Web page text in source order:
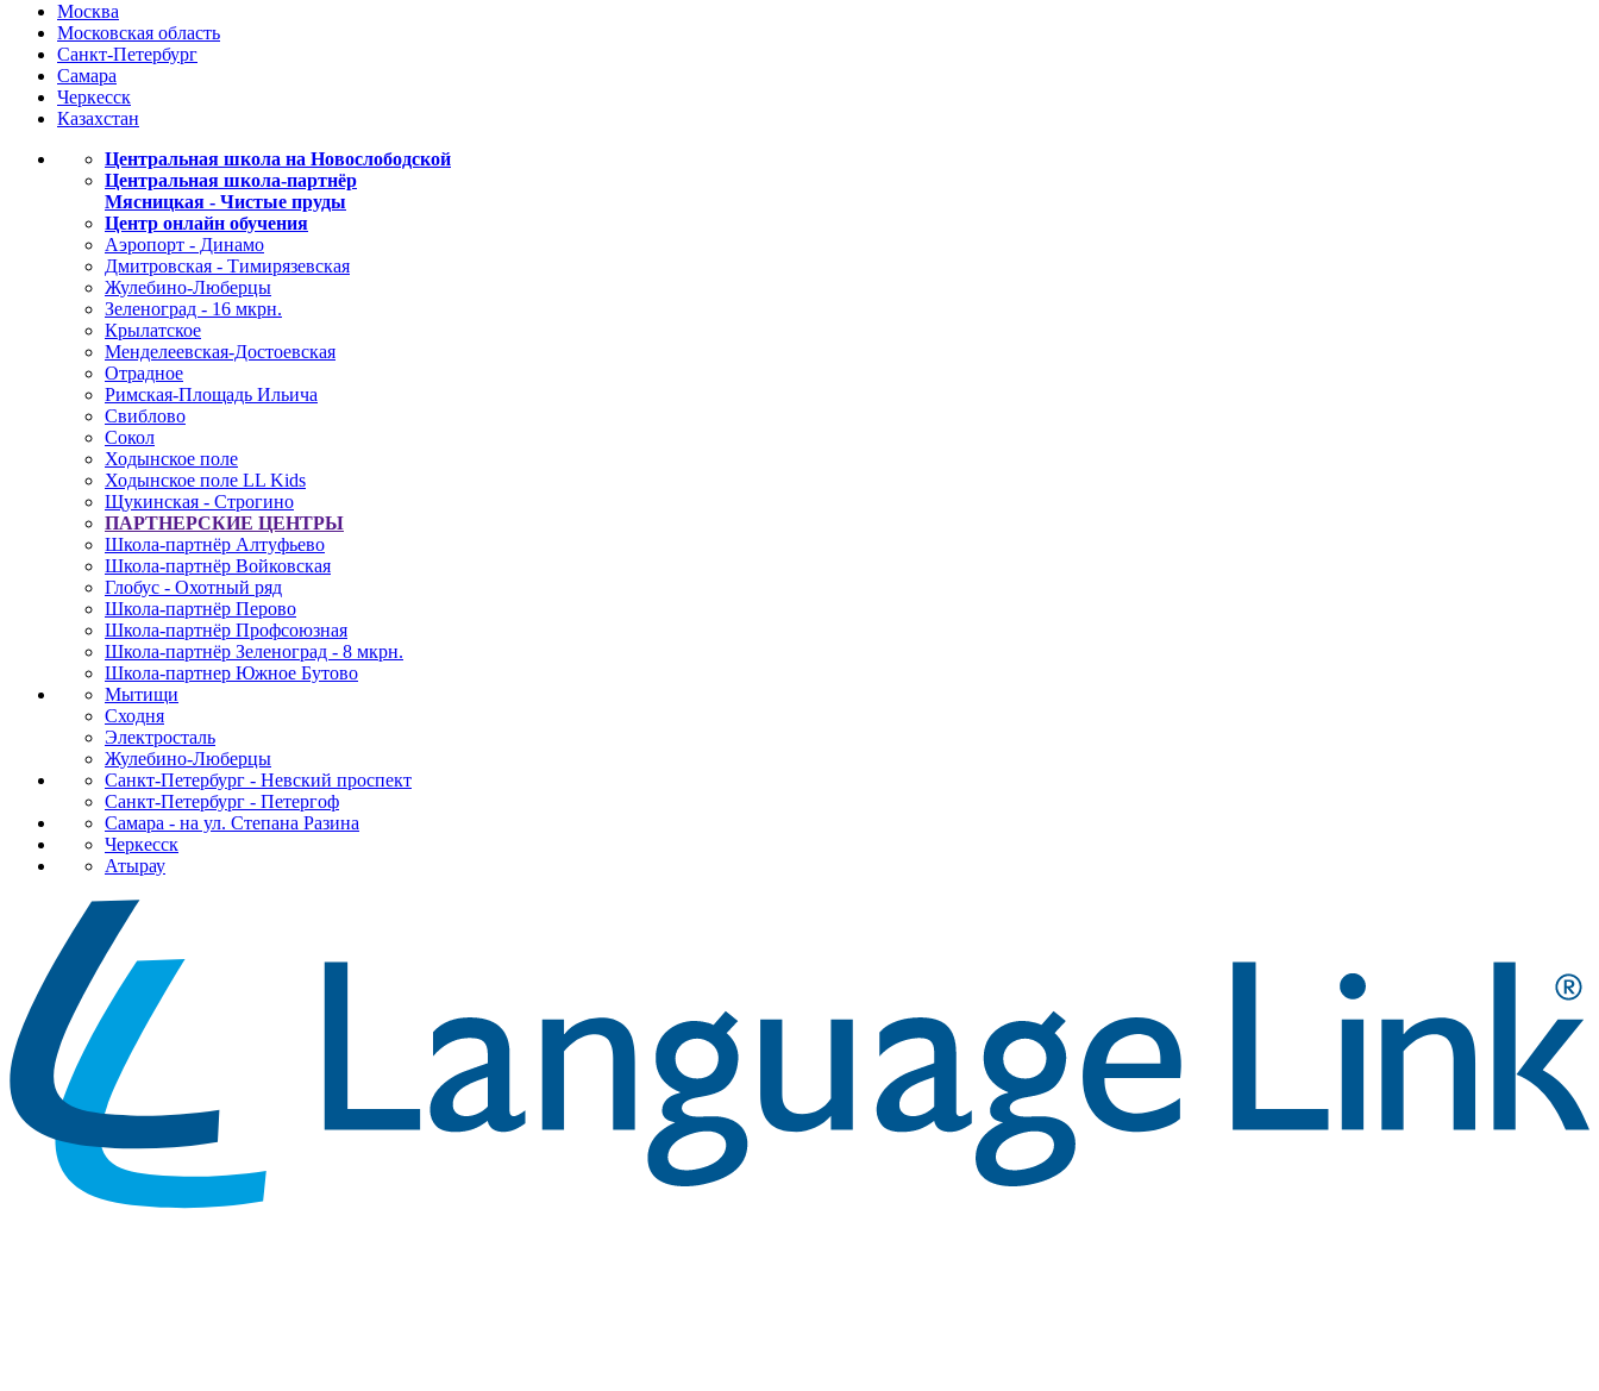
Москва
Московская область
Санкт-Петербург
Самара
Черкесск
Казахстан
Центральная школа на Новослободской
Центральная школа-партнёр
Мясницкая - Чистые пруды
Центр онлайн обучения
Аэропорт - Динамо
Дмитровская - Тимирязевская
Жулебино-Люберцы
Зеленоград - 16 мкрн.
Крылатское
Менделеевская-Достоевская
Отрадное
Римская-Площадь Ильича
Свиблово
Сокол
Ходынское поле
Ходынское поле LL Kids
Щукинская - Строгино
ПАРТНЕРСКИЕ ЦЕНТРЫ
Школа-партнёр Алтуфьево
Школа-партнёр Войковская
Глобус - Охотный ряд
Школа-партнёр Перово
Школа-партнёр Профсоюзная
Школа-партнёр Зеленоград - 8 мкрн.
Школа-партнер Южное Бутово
Мытищи
Сходня
Электросталь
Жулебино-Люберцы
Санкт-Петербург - Невский проспект
Санкт-Петербург - Петергоф
Самара - на ул. Степана Разина
Черкесск
Атырау